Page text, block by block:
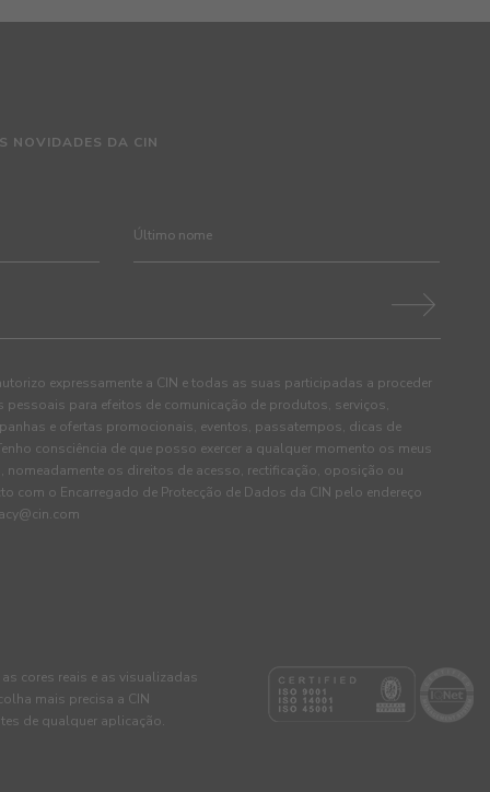
NOVIDADES DA CIN
expressamente a CIN e todas as suas participadas a proceder
para efeitos de comunicação de produtos, serviços,
e ofertas promocionais, eventos, passatempos, dicas de
consciência de que posso exercer a qualquer momento os meus
os direitos de acesso, rectificação, oposição ou
com o Encarregado de Protecção de Dados da CIN pelo endereço
cores reais e as visualizadas
mais precisa a CIN
de qualquer aplicação.